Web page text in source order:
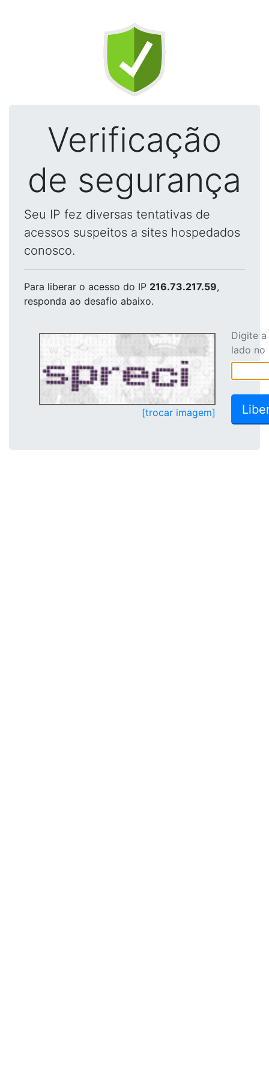
Verificação
de segurança
Seu IP fez diversas tentativas de
acessos suspeitos a sites hospedados
conosco.
Para liberar o acesso do IP 216.73.217.59,
responda ao desafio abaixo.
[trocar imagem]
Digite
lado no